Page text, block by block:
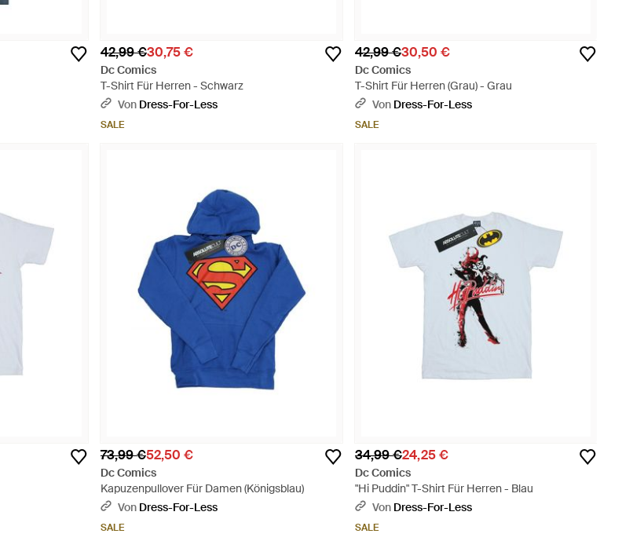
42,99 €30,75 €
Dc Comics
T-Shirt Für Herren - Schwarz
Von Dress-For-Less
SALE
42,99 €30,50 €
Dc Comics
T-Shirt Für Herren (Grau) - Grau
Von Dress-For-Less
SALE
73,99 €52,50 €
Dc Comics
Kapuzenpullover Für Damen (Königsblau)
Von Dress-For-Less
SALE
34,99 €24,25 €
Dc Comics
"Hi Puddin" T-Shirt Für Herren - Blau
Von Dress-For-Less
SALE